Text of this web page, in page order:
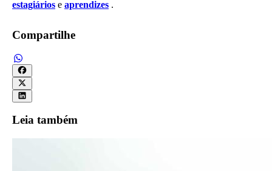
estagiários e aprendizes .
Compartilhe
Leia também